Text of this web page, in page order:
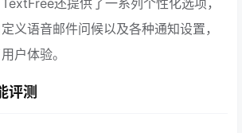
义语音邮件问候以及各种通知设置，
户体验。
评测